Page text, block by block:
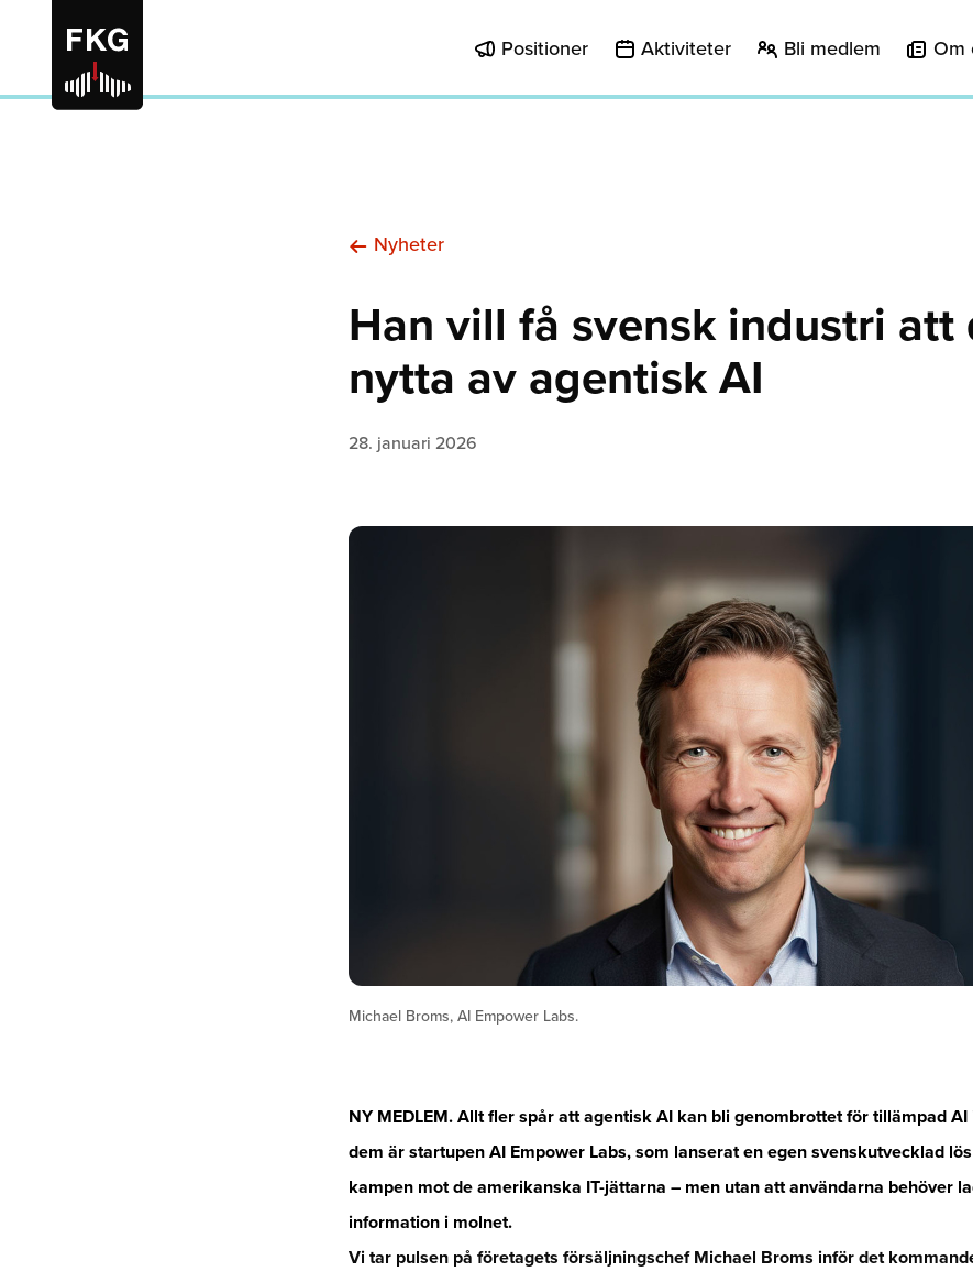
Positioner Aktiviteter Bli medlem Om
Nyheter
Han vill få svensk industri att
nytta av agentisk AI
28. januari 2026
Michael Broms, AI Empower Labs.
NY MEDLEM. Allt fler spår att agentisk AI kan bli genombrottet för tillämpad AI
dem är startupen AI Empower Labs, som lanserat en egen svenskutvecklad
kampen mot de amerikanska IT-jättarna – men utan att användarna behöver
information i molnet.
Vi tar pulsen på företagets försäljningschef Michael Broms inför det